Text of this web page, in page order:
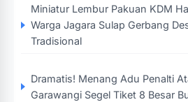
Miniatur Lembur Pakuan KDM
Warga Jagara Sulap Gerbang
Tradisional
Dramatis! Menang Adu Penalti
Garawangi Segel Tiket 8 Besar